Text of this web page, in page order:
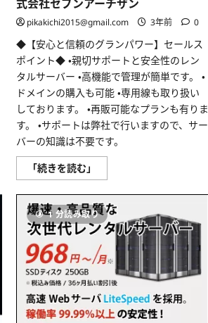
で、
簡
単・
快
適
に
つ
い
て
さ
ら
に
読
む
式会社セブンアーチザン
pikakichi2015@gmail.com 3年前 0
◆【安心と信頼のグランパワー】セールス
ポイント◆ ・親切サポートと安全性のレン
タルサーバー ・高機能で管理が簡単です。 ・
ドメインの購入も可能 ・専用線も取り扱い
しております。 ・再販可能なプランも有りま
す。 ・サポートは弊社で行いますので、サー
バーの知識は不要です。
「続きを読む」
心
信
頼
の
グ
ラ
ン
パ
ワ
ー】
手
軽
で
安
1 分読み取り